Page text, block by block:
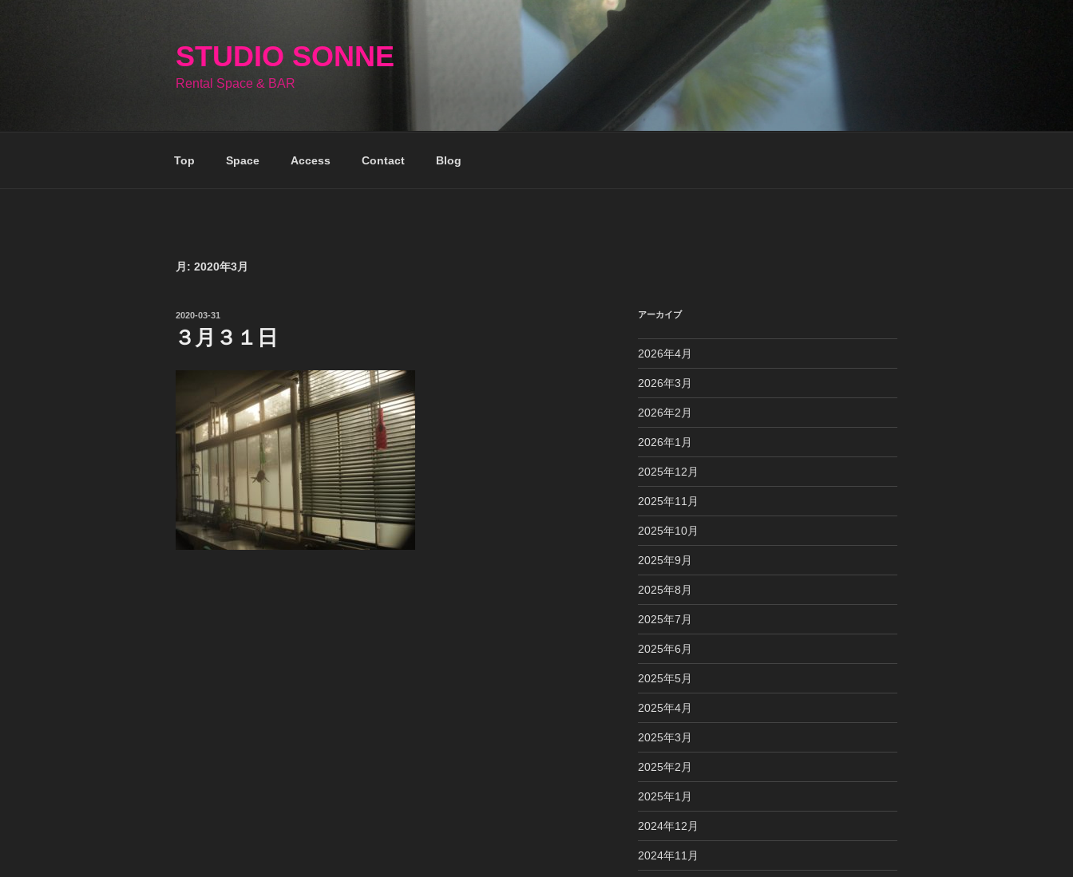
STUDIO SONNE
Rental Space & BAR
Top Space Access Contact Blog
月: 2020年3月
投
日:
2020-03-31
３月３１日
アーカイブ
2026年4月
2026年3月
2026年2月
2026年1月
2025年12月
2025年11月
2025年10月
2025年9月
2025年8月
2025年7月
2025年6月
2025年5月
2025年4月
2025年3月
2025年2月
2025年1月
2024年12月
2024年11月